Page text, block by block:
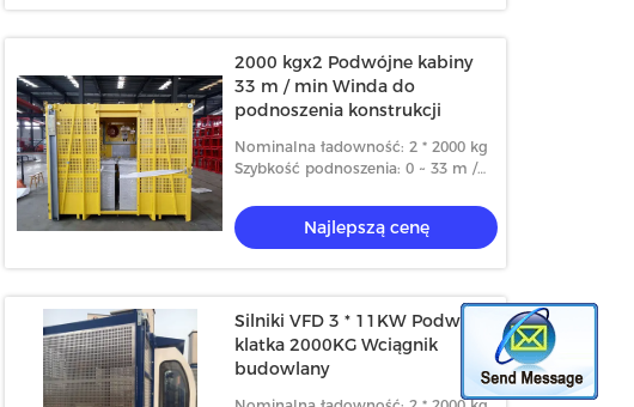
2000 kgx2 Podwójne kabiny
33 m / min Winda do
podnoszenia konstrukcji
Nominalna ładowność: 2 * 2000 kg
Szybkość podnoszenia: 0 ~ 33 m /
Najlepszą cenę
Silniki VFD 3 * 11KW Podwójna
klatka 2000KG Wciągnik
budowlany